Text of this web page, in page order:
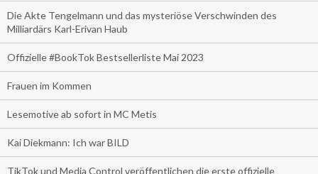
Die Akte Tengelmann und das mysteriöse Verschwinden des
Milliardärs Karl-Erivan Haub
Offizielle #BookTok Bestsellerliste Mai 2023
Frauen im Kommen
Lesemotive ab sofort in MC Metis
Kai Diekmann: Ich war BILD
TikTok und Media Control veröffentlichen die erste offizielle